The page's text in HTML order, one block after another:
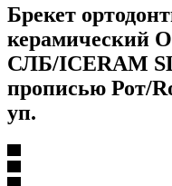
Брекет
керамический
СЛБ/ICERAM
прописью Рот/
уп.